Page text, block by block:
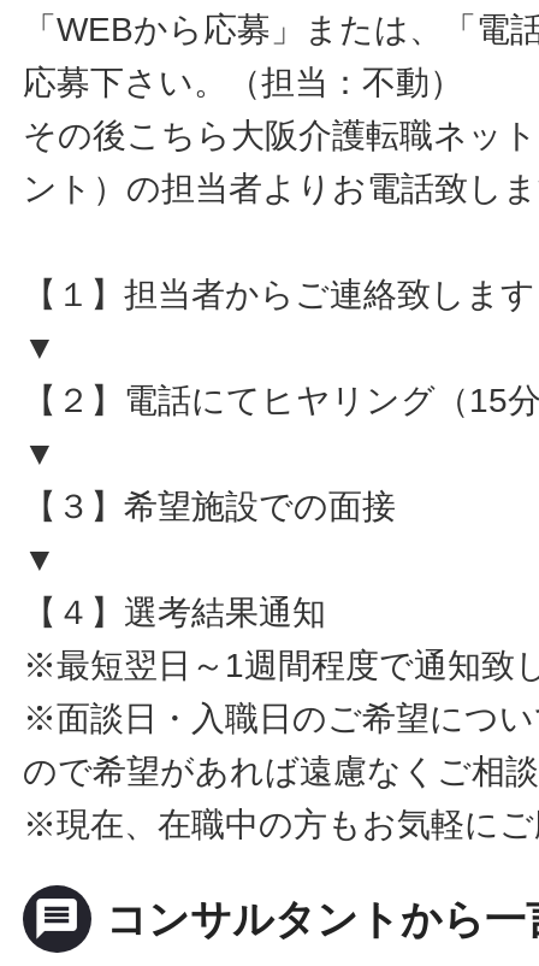
「WEBから応募」または、「電
応募下さい。（担当：不動）
その後こちら大阪介護転職ネッ
ント）の担当者よりお電話致し
【１】担当者からご連絡致します
▼
【２】電話にてヒヤリング（15
▼
【３】希望施設での面接
▼
【４】選考結果通知
※最短翌日～1週間程度で通知致
※面談日・入職日のご希望につ
ので希望があれば遠慮なくご相
※現在、在職中の方もお気軽に
message コンサルタントから一